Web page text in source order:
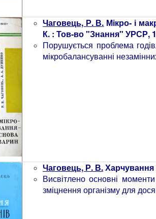
Чаговець, Р. В. Мікро- і
К. : Тов-во "Знання" УРСР,
Порушується проблема
мікробалансуванні
Чаговець, Р. В.Харчування
Висвітлено основні
зміцнення організму для д